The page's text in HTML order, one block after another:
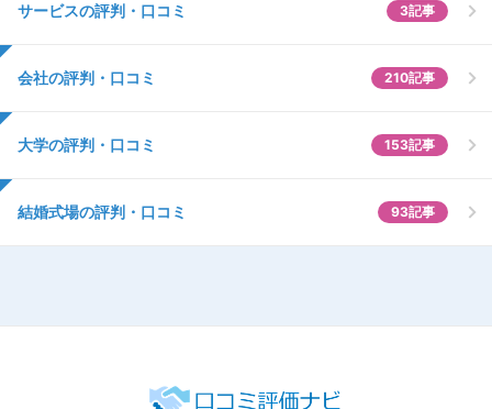
サービスの評判・口コミ 3記事
会社の評判・口コミ 210記事
大学の評判・口コミ 153記事
結婚式場の評判・口コミ 93記事